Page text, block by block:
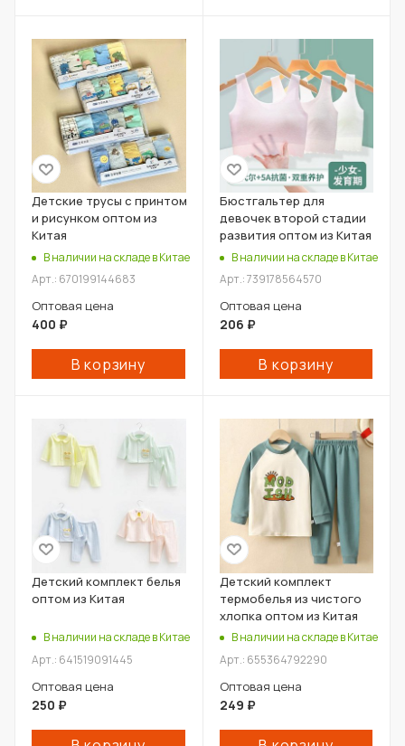
Детские трусы с принтом
и рисунком оптом из
Китая
В наличии на складе в Китае
Арт.: 670199144683
Оптовая цена
400 ₽
В корзину
Бюстгальтер для
девочек второй стадии
развития оптом из Китая
В наличии на складе в Китае
Арт.: 739178564570
Оптовая цена
206 ₽
В корзину
Детский комплект белья
оптом из Китая
В наличии на складе в Китае
Арт.: 641519091445
Оптовая цена
250 ₽
Детский комплект
термобелья из чистого
хлопка оптом из Китая
В наличии на складе в Китае
Арт.: 655364792290
Оптовая цена
249 ₽